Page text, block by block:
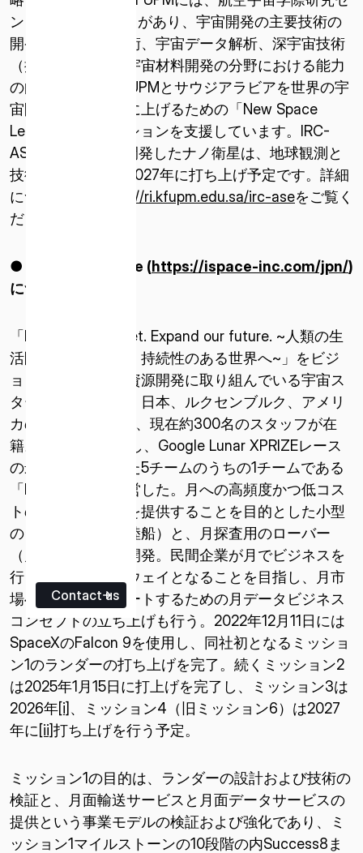
Contact us
ンター（IRC-ASE）があり、宇宙開発の主要技術の
開発、ナノ衛星技術、宇宙データ解析、深宇宙技術
（探査車など）、宇宙材料開発の分野における能力
の向上を図り、KFUPMとサウジアラビアを世界の宇
宙開発競争の舞台に上げるための「New Space
Leadership」ミッションを支援しています。IRC-
ASEが初めて自社開発したナノ衛星は、地球観測と
技術実証のため、2027年に打ち上げ予定です。詳細
については、
https://ri.kfupm.edu.sa/irc-aseをご覧く
ださい。
● 株式会社 ispace (https://ispace-inc.com/jpn/)
について
「Expand our planet. Expand our future. ~人類の生
活圏を宇宙に広げ、持続性のある世界へ~」をビジ
ョンに掲げ、月面資源開発に取り組んでいる宇宙ス
タートアップ企業。日本、ルクセンブルク、アメリ
カの3拠点で活動し、現在約300名のスタッフが在
籍。2010年に設立し、Google Lunar XPRIZEレース
の最終選考に残った5チームのうちの1チームである
「HAKUTO」を運営した。月への高頻度かつ低コス
トの輸送サービスを提供することを目的とした小型
のランダー（月着陸船）と、月探査用のローバー
（月面探査車）を開発。民間企業が月でビジネスを
行うためのゲートウェイとなることを目指し、月市
場への参入をサポートするための月データビジネス
コンセプトの立ち上げも行う。2022年12月11日には
SpaceXのFalcon 9を使用し、同社初となるミッショ
ン1のランダーの打ち上げを完了。続くミッション2
は2025年1月15日に打上げを完了し、ミッション3は
2026年[i] 、ミッション4（旧ミッション6）は2027
年に[ii]打ち上げを行う予定。
ミッション1の目的は、ランダーの設計および技術の
検証と、月面輸送サービスと月面データサービスの
提供という事業モデルの検証および強化であり、ミ
ッション1マイルストーンの10段階の内Success8ま